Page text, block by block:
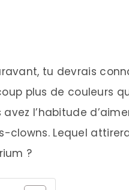
tu devrais
plus de couleurs
l’habitude
clowns. Lequel
?